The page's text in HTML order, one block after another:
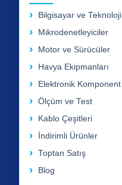
Bilgisayar ve Teknoloji
Mikrodenetleyiciler
Motor ve Sürücüler
Havya Ekipmanları
Elektronik Komponent
Ölçüm ve Test
Kablo Çeşitleri
İndirimli Ürünler
Toptan Satış
Blog